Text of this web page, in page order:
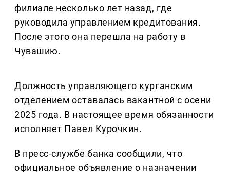
филиале несколько лет назад, где
руководила управлением кредитования.
После этого она перешла на работу в
Чувашию.
Должность управляющего курганским
отделением оставалась вакантной с осени
2025 года. В настоящее время обязанности
исполняет Павел Курочкин.
В пресс-службе банка сообщили, что
официальное объявление о назначении